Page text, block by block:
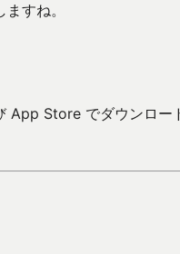
すね。
App Store でダウンロー